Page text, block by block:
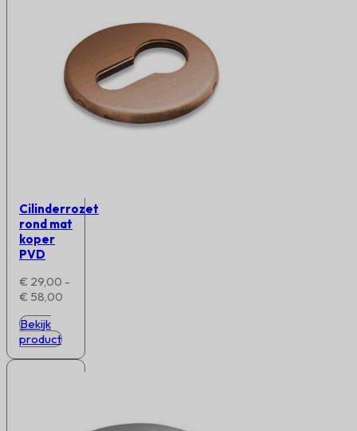
Cilinderrozet
rond mat
koper
PVD
€ 29,00 -
€ 58,00
Bekijk
product